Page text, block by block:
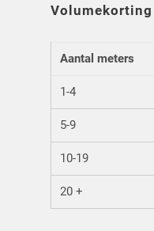
Volumekorting
Aantal meters
1-4
5-9
10-19
20 +